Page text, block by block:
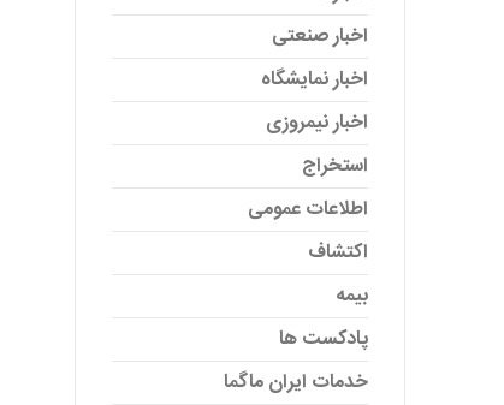
اخبار صنعتی
اخبار نمایشگاه
اخبار نیمروزی
استخراج
اطلاعات عمومی
اکتشاف
بیمه
پادکست ها
خدمات ایران ماگما